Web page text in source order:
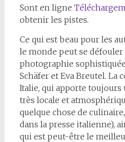
Sont en ligne
obtenir les pistes.
Ce qui est beau pour les
le monde peut se défouler
photographie
Schäfer et Eva Breutel. La
Italie, qui apporte
très locale et
quelque chose de
dans la presse italienne),
qui est peut-être le